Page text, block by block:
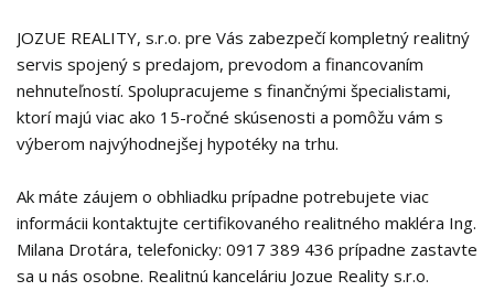
JOZUE REALITY, s.r.o. pre Vás zabezpečí kompletný realitný
servis spojený s predajom, prevodom a financovaním
nehnuteľností. Spolupracujeme s finančnými špecialistami,
ktorí majú viac ako 15-ročné skúsenosti a pomôžu vám s
výberom najvýhodnejšej hypotéky na trhu.
Ak máte záujem o obhliadku prípadne potrebujete viac
informácii kontaktujte certifikovaného realitného makléra Ing.
Milana Drotára, telefonicky: 0917 389 436 prípadne zastavte
sa u nás osobne. Realitnú kanceláriu Jozue Reality s.r.o.